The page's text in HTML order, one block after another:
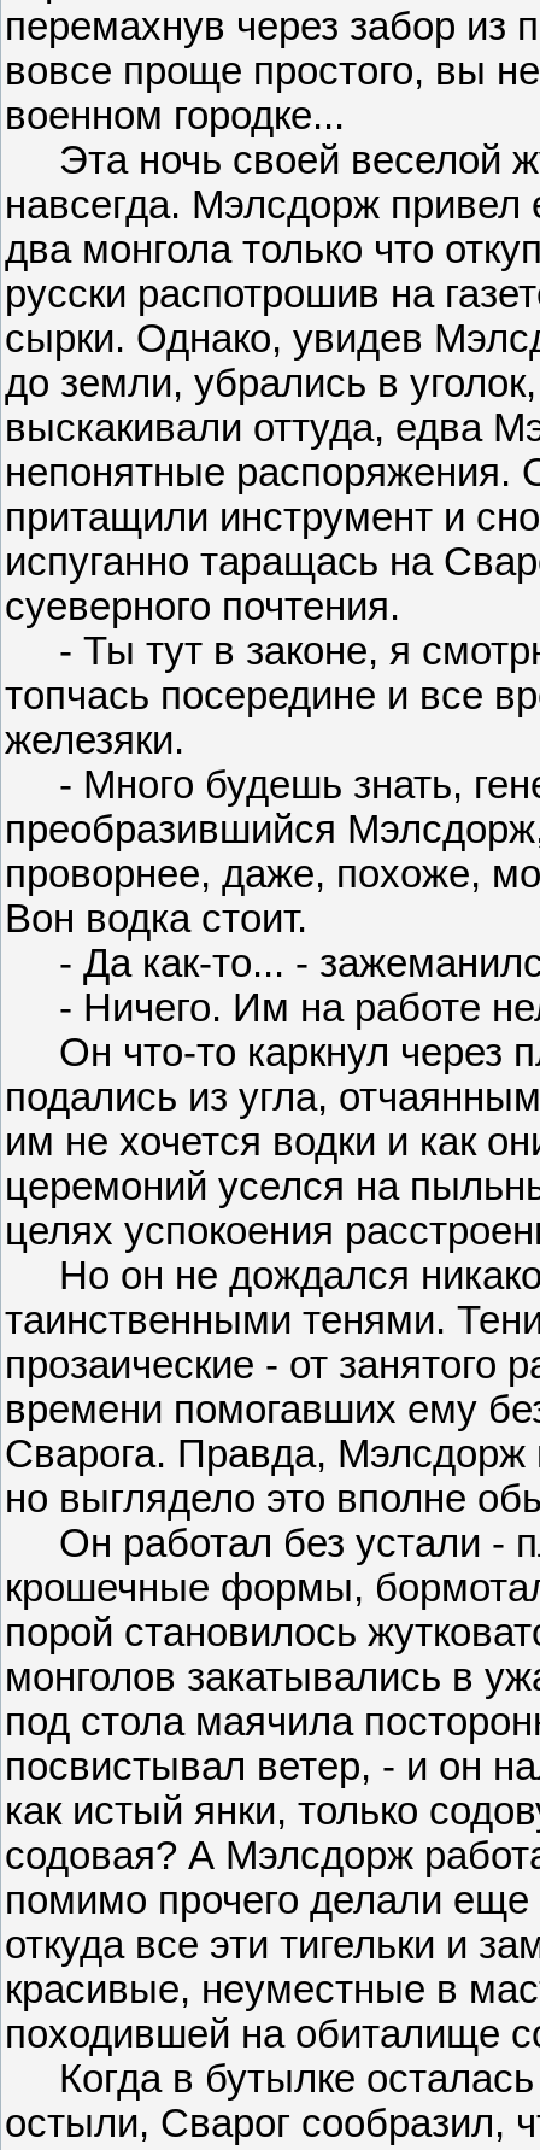
перемахнув через забор из
вовсе проще простого, вы
военном городке...
Эта ночь своей веселой
навсегда. Мэлсдорж привел
два монгола только что
русски распотрошив на
сырки. Однако, увидев
до земли, убрались в
выскакивали оттуда, едва
непонятные распоряжения.
притащили инструмент и
испуганно таращась на
суеверного почтения.
- Ты тут в законе, я
топчась посередине и все
железяки.
- Много будешь знать,
преобразившийся
проворнее, даже, похоже,
Вон водка стоит.
- Да как-то... -
- Ничего. Им на работе
Он что-то каркнул через
подались из угла,
им не хочется водки и как
церемоний уселся на
целях успокоения
Но он не дождался
таинственными тенями.
прозаические - от занятого
времени помогавших ему
Сварога. Правда, Мэлсдорж
но выглядело это вполне
Он работал без устали -
крошечные формы,
порой становилось
монголов закатывались в
под стола маячила
посвистывал ветер, - и он
как истый янки, только
содовая? А Мэлсдорж
помимо прочего делали
откуда все эти тигельки и
красивые, неуместные в
походившей на обиталище
Когда в бутылке осталась
остыли, Сварог сообразил,